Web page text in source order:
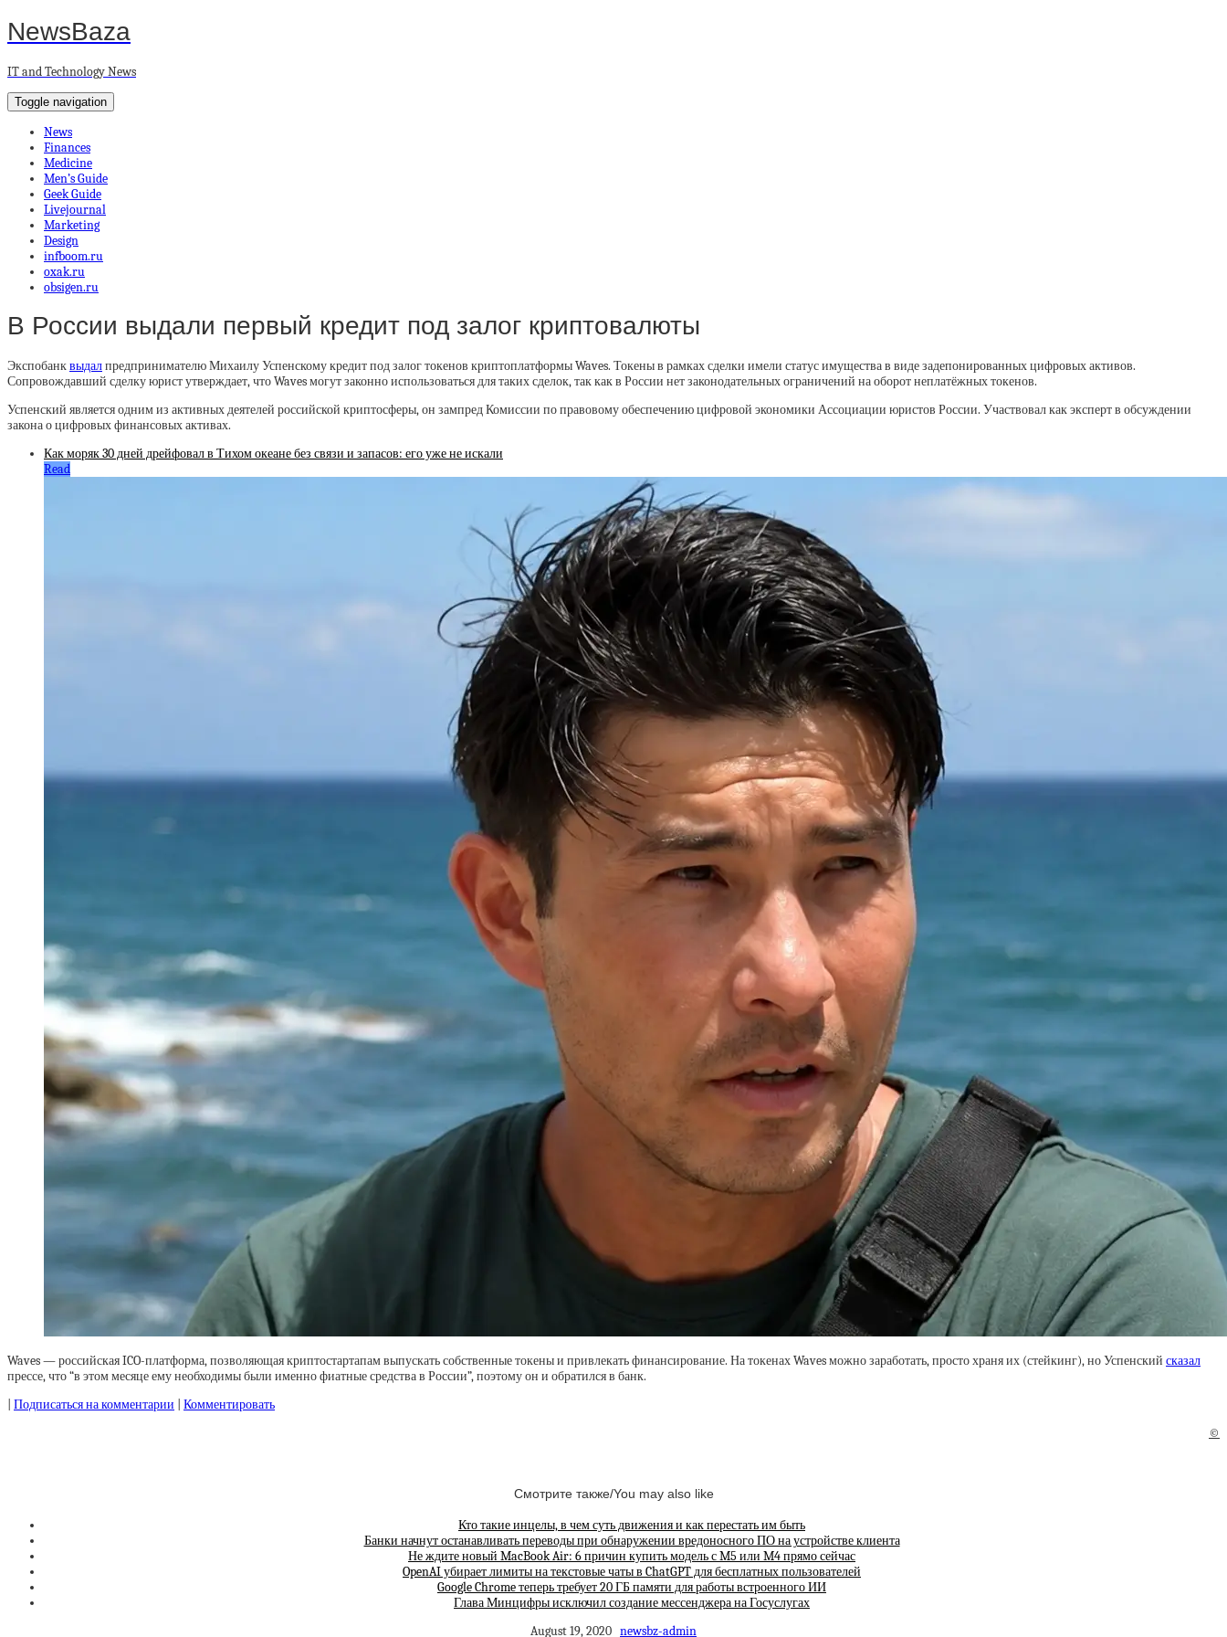
NewsBaza
IT and Technology News
Toggle navigation
News
Finances
Medicine
Men’s Guide
Geek Guide
Livejournal
Marketing
Design
infboom.ru
oxak.ru
obsigen.ru
В России выдали первый кредит под залог криптовалюты
Экспобанквыдалпредпринимателю Михаилу Успенскому кредит под залог токенов криптоплатформы Waves. Токены в рамках сделки имели статус имущества в виде задепонированных цифровых активов.
Сопровождавший сделку юрист утверждает, что Waves могут законно использоваться для таких сделок, так как в России нет законодательных ограничений на оборот неплатёжных токенов.
Успенский является одним из активных деятелей российской криптосферы, он зампред Комиссии по правовому обеспечению цифровой экономики Ассоциации юристов России. Участвовал как эксперт в обсуждении
закона о цифровых финансовых активах.
Как моряк 30 дней дрейфовал в Тихом океане без связи и запасов: его уже не искали
Read
Waves — российская ICO-платформа, позволяющая криптостартапам выпускать собственные токены и привлекать финансирование. На токенах Waves можно заработать, просто храня их (стейкинг), но Успенский сказал
прессе, что “в этом месяце ему необходимы были именно фиатные средства в России”, поэтому он и обратился в банк.
Подписаться на комментарии
Комментировать
©
Смотрите также/You may also like
Кто такие инцелы, в чем суть движения и как перестать им быть
Банки начнут останавливать переводы при обнаружении вредоносного ПО на устройстве клиента
Не ждите новый MacBook Air: 6 причин купить модель с M5 или M4 прямо сейчас
OpenAI убирает лимиты на текстовые чаты в ChatGPT для бесплатных пользователей
Google Chrome теперь требует 20 ГБ памяти для работы встроенного ИИ
Глава Минцифры исключил создание мессенджера на Госуслугах
August 19, 2020 newsbz-admin